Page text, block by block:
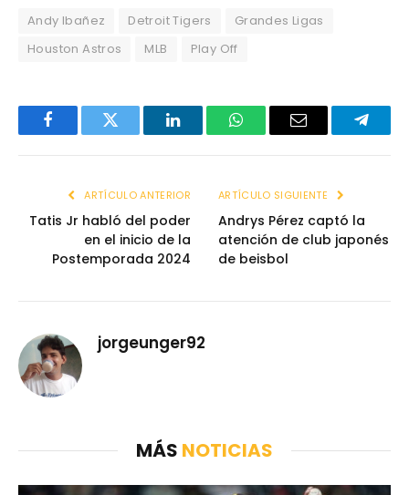
Andy Ibañez Detroit Tigers
Grandes Ligas
Houston Astros
MLB Play Off
FacebookTwitter LinkedInWhatsAppEmail
ARTÍCULO ANTERIOR
Tatis Jr habló del poder
en el inicio de la
Postemporada 2024
ARTÍCULO SIGUIENTE
Andrys Pérez captó la
atención de club japonés
de beisbol
jorgeunger92
MÁS NOTICIAS